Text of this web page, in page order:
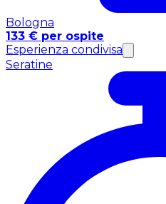
Bologna
133 € per ospite
Esperienza condivisa
Seratine